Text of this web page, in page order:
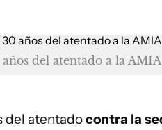
del atentado a la AMIA
del atentadocontra la